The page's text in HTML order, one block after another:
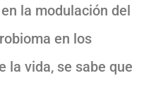
la modulación del
en los
la vida, se sabe que